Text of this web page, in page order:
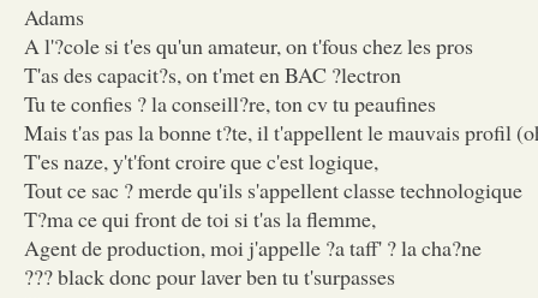
Adams
A l'?cole si t'es qu'un amateur, on t'fous chez les pros
T'as des capacit?s, on t'met en BAC ?lectron
Tu te confies ? la conseill?re, ton cv tu peaufines
Mais t'as pas la bonne t?te, il t'appellent le mauvais profil
T'es naze, y't'font croire que c'est logique,
Tout ce sac ? merde qu'ils s'appellent classe technologique
T?ma ce qui front de toi si t'as la flemme,
Agent de production, moi j'appelle ?a taff' ? la cha?ne
??? black donc pour laver ben tu t'surpasses